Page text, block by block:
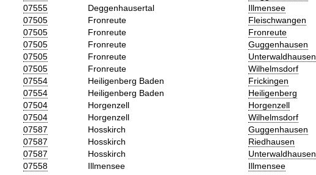
07555
Deggenhausertal
Illmensee
07505
Fronreute
Fleischwangen
07505
Fronreute
Fronreute
07505
Fronreute
Guggenhausen
07505
Fronreute
Unterwaldhausen
07505
Fronreute
Wilhelmsdorf
07554
Heiligenberg Baden
Frickingen
07554
Heiligenberg Baden
Heiligenberg
07504
Horgenzell
Horgenzell
07504
Horgenzell
Wilhelmsdorf
07587
Hosskirch
Guggenhausen
07587
Hosskirch
Riedhausen
07587
Hosskirch
Unterwaldhausen
07558
Illmensee
Illmensee